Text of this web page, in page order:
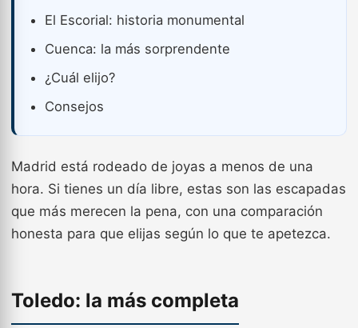
El Escorial: historia monumental
Cuenca: la más sorprendente
¿Cuál elijo?
Consejos
Madrid está rodeado de joyas a menos de una
hora. Si tienes un día libre, estas son las escapadas
que más merecen la pena, con una comparación
honesta para que elijas según lo que te apetezca.
Toledo: la más completa